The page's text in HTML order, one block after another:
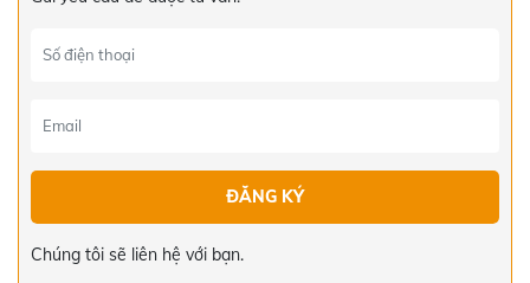
Chúng tôi sẽ liên hệ với bạn.
5.550.000đ
15.000.000đ
17.000.000đ